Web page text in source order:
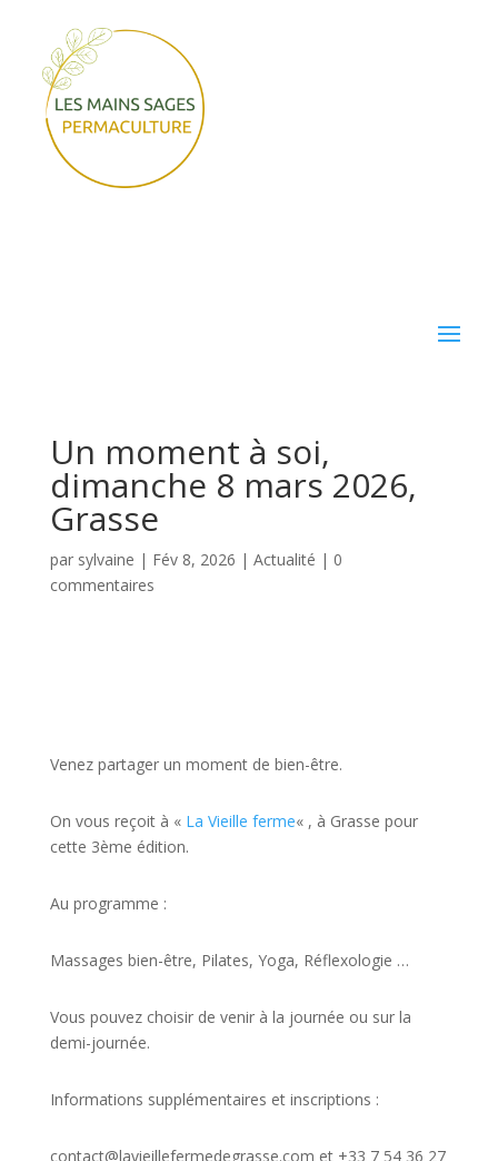
Un moment à soi,
dimanche 8 mars 2026,
Grasse
par sylvaine | Fév 8, 2026 | Actualité | 0
commentaires
Venez partager un moment de bien-être.
On vous reçoit à « La Vieille ferme« , à Grasse pour
cette 3ème édition.
Au programme :
Massages bien-être, Pilates, Yoga, Réflexologie …
Vous pouvez choisir de venir à la journée ou sur la
demi-journée.
Informations supplémentaires et inscriptions :
contact@lavieillefermedegrasse.com et +33 7 54 36 27